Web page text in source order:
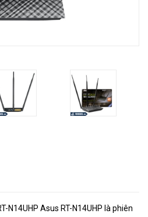
N14UHP Asus RT-N14UHP là phiên